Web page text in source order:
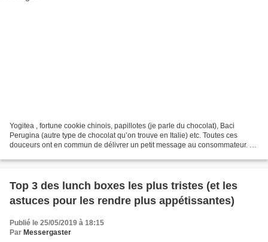
Yogitea , fortune cookie chinois, papillotes (je parle du chocolat), Baci
Perugina (autre type de chocolat qu’on trouve en Italie) etc. Toutes ces
douceurs ont en commun de délivrer un petit message au consommateur. Et
Top 3 des lunch boxes les plus tristes (et les
astuces pour les rendre plus appétissantes)
Publié le 25/05/2019 à 18:15
Par Messergaster